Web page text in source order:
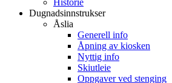
Historie
Dugnadsinnstrukser
Åslia
Generell info
Åpning av kiosken
Nyttig info
Skiutleie
Oppgaver ved stenging